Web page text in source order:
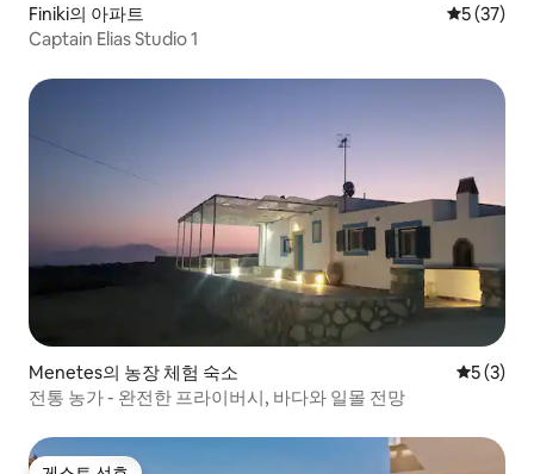
Finiki의 아파트 평점 5점
5 (37)
Captain Elias Studio 1
Menetes의 농장 체험 숙소 평점 5점
5 (3)
전통 농가 - 완전한 프라이버시, 바다와 일몰 전망